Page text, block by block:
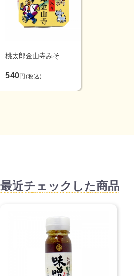
桃太郎金山寺みそ
540円(税込)
最近チェックした商品